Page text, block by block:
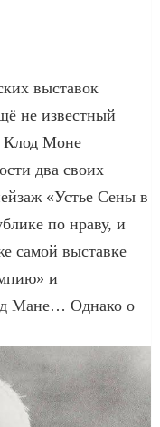
выставок
не известный
Клод Моне
два своих
«Устье Сены в
по нраву, и
самой выставке
и
Мане… Однако о